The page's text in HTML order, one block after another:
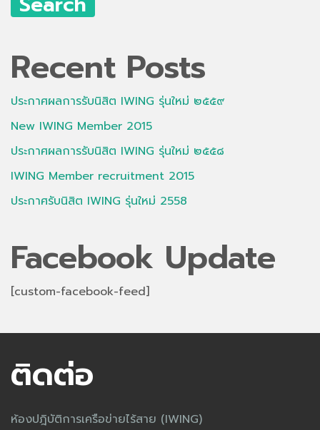
Recent Posts
ประกาศผลการรับนิสิต IWING รุ่นใหม่ ๒๕๕๙
New IWING Member 2015
ประกาศผลการรับนิสิต IWING รุ่นใหม่ ๒๕๕๘
IWING Member recruitment 2015
ประกาศรับนิสิต IWING รุ่นใหม่ 2558
Facebook Update
[custom-facebook-feed]
ติดต่อ
ห้องปฎิบัติการเครือข่ายไร้สาย (IWING)